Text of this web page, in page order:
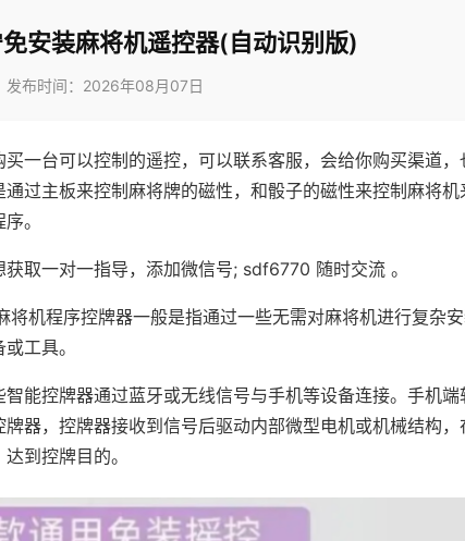
安装麻将机遥控器(自动识别版)
发布时间：2026年08月07日
一台可以控制的遥控，可以联系客服，会给你购买渠道，
过主板来控制麻将牌的磁性，和骰子的磁性来控制麻将机
。
取一对一指导，添加微信号; sdf6770 随时交流 。
将机程序控牌器一般是指通过一些无需对麻将机进行复杂
工具。
能控牌器通过蓝牙或无线信号与手机等设备连接。手机端
器，控牌器接收到信号后驱动内部微型电机或机械结构，
到控牌目的。